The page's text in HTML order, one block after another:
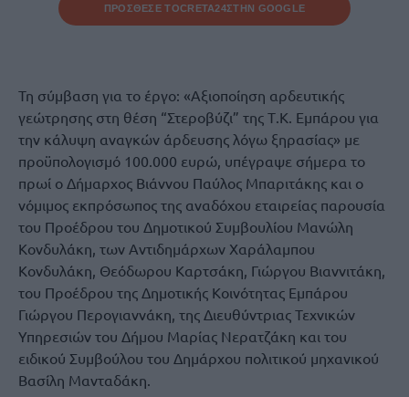
ΠΡΟΣΘΕΣΕ ΤΟCRETA24ΣΤΗΝ GOOGLE
Τη σύμβαση για το έργο: «Αξιοποίηση αρδευτικής
γεώτρησης στη θέση “Στεροβύζι” της Τ.Κ. Εμπάρου για
την κάλυψη αναγκών άρδευσης λόγω ξηρασίας» με
προϋπολογισμό 100.000 ευρώ, υπέγραψε σήμερα το
πρωί ο Δήμαρχος Βιάννου Παύλος Μπαριτάκης και ο
νόμιμος εκπρόσωπος της αναδόχου εταιρείας παρουσία
του Προέδρου του Δημοτικού Συμβουλίου Μανώλη
Κονδυλάκη, των Αντιδημάρχων Χαράλαμπου
Κονδυλάκη, Θεόδωρου Καρτσάκη, Γιώργου Βιαννιτάκη,
του Προέδρου της Δημοτικής Κοινότητας Εμπάρου
Γιώργου Περογιαννάκη, της Διευθύντριας Τεχνικών
Υπηρεσιών του Δήμου Μαρίας Νερατζάκη και του
ειδικού Συμβούλου του Δημάρχου πολιτικού μηχανικού
Βασίλη Μανταδάκη.